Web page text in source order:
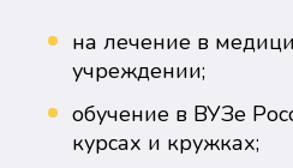
на лечение в
учреждении;
обучение в ВУЗе
курсах и кружках;